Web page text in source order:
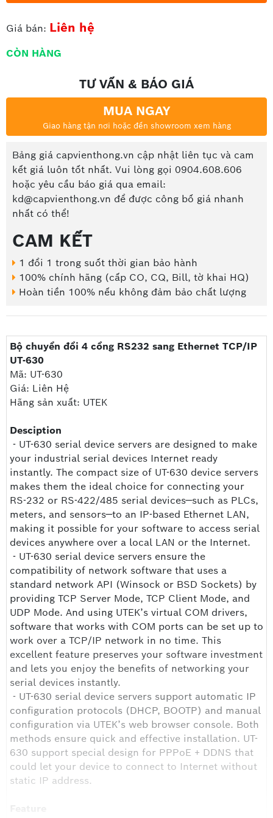
Giá bán: Liên hệ
CÒN HÀNG
TƯ VẤN & BÁO GIÁ
MUA NGAY
Giao hàng tận nơi hoặc đến showroom xem hàng
Bảng giá capvienthong.vn cập nhật liên tục và cam
kết giá luôn tốt nhất. Vui lòng gọi 0904.608.606
hoặc yêu cầu báo giá qua email:
kd@capvienthong.vn để được công bố giá nhanh
nhất có thể!
CAM KẾT
1 đổi 1 trong suốt thời gian bảo hành
100% chính hãng (cấp CO, CQ, Bill, tờ khai HQ)
Hoàn tiền 100% nếu không đảm bảo chất lượng
Bộ chuyển đổi 4 cổng RS232 sang Ethernet TCP/IP
UT-630
Mã: UT-630
Giá: Liên Hệ
Hãng sản xuất: UTEK
Desciption
- UT-630 serial device servers are designed to make
your industrial serial devices Internet ready
instantly. The compact size of UT-630 device servers
makes them the ideal choice for connecting your
RS-232 or RS-422/485 serial devices—such as PLCs,
meters, and sensors—to an IP-based Ethernet LAN,
making it possible for your software to access serial
devices anywhere over a local LAN or the Internet.
- UT-630 serial device servers ensure the
compatibility of network software that uses a
standard network API (Winsock or BSD Sockets) by
providing TCP Server Mode, TCP Client Mode, and
UDP Mode. And using UTEK’s virtual COM drivers,
software that works with COM ports can be set up to
work over a TCP/IP network in no time. This
excellent feature preserves your software investment
and lets you enjoy the benefits of networking your
serial devices instantly.
- UT-630 serial device servers support automatic IP
configuration protocols (DHCP, BOOTP) and manual
configuration via UTEK’s web browser console. Both
methods ensure quick and effective installation. UT-
630 support special design for PPPoE + DDNS that
could let your device to connect to Internet without
static IP address.